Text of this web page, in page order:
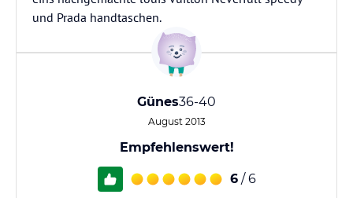
und Prada handtaschen.
Günes36-40
August 2013
Empfehlenswert!
6 / 6